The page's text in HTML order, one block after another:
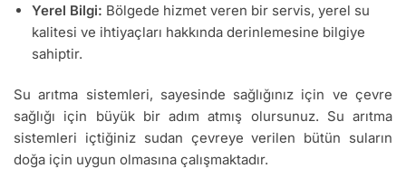
Yerel Bilgi: Bölgede hizmet veren bir servis, yerel su
kalitesi ve ihtiyaçları hakkında derinlemesine bilgiye
sahiptir.
Su arıtma sistemleri, sayesinde sağlığınız için ve çevre
sağlığı için büyük bir adım atmış olursunuz. Su arıtma
sistemleri içtiğiniz sudan çevreye verilen bütün suların
doğa için uygun olmasına çalışmaktadır.